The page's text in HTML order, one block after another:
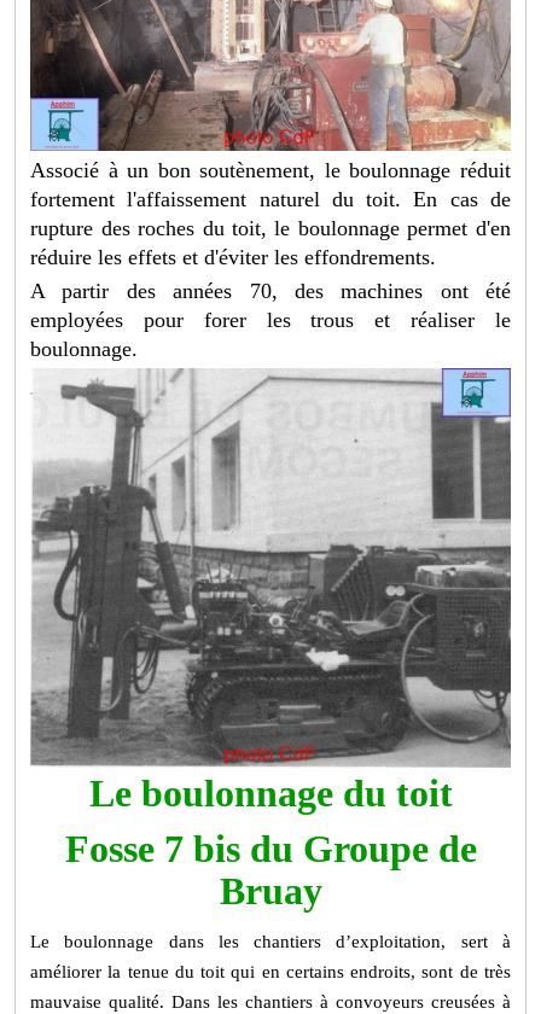
Associé à un bon soutènement, le boulonnage réduit
fortement l'affaissement naturel du toit. En cas de
rupture des roches du toit, le boulonnage permet d'en
réduire les effets et d'éviter les effondrements.
A partir des années 70, des machines ont été
employées pour forer les trous et réaliser le
boulonnage.
Le boulonnage du toit
Fosse 7 bis du Groupe de
Bruay
Le boulonnage dans les chantiers d’exploitation, sert à
améliorer la tenue du toit qui en certains endroits, sont de très
mauvaise qualité. Dans les chantiers à convoyeurs creusées à